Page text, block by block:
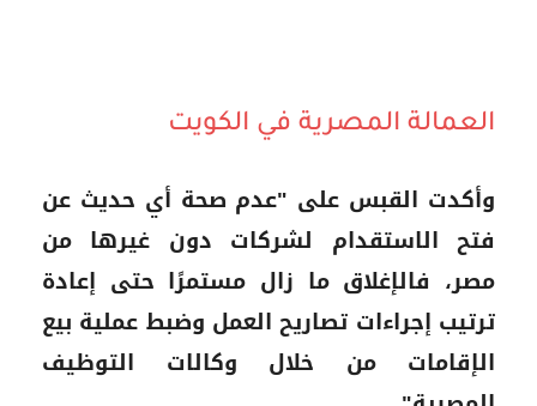
العمالة المصرية في الكويت
وأكدت القبس على "عدم صحة أي حديث عن
فتح الاستقدام لشركات دون غيرها من
مصر، فالإغلاق ما زال مستمرًا حتى إعادة
ترتيب إجراءات تصاريح العمل وضبط عملية بيع
الإقامات من خلال وكالات التوظيف